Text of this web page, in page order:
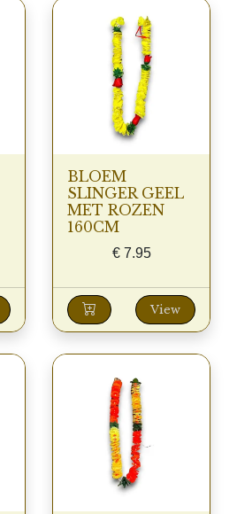
BLOEM
SLINGER GEEL
MET ROZEN
160CM
€7.95
View